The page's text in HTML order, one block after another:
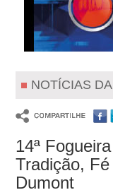
NOTÍCIAS
14ª
Tradição,
Dumont